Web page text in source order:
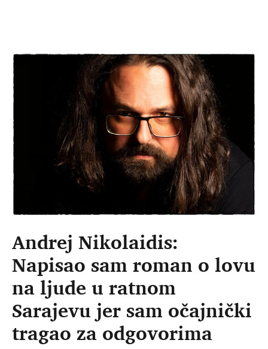
Andrej Nikolaidis:
Napisao sam roman o lovu
na ljude u ratnom
Sarajevu jer sam očajnički
tragao za odgovorima